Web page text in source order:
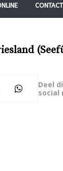
Deel
social